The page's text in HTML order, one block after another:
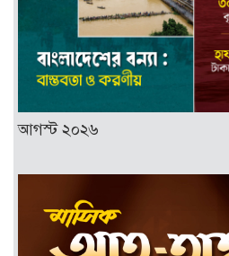
আগস্ট ২০২৬